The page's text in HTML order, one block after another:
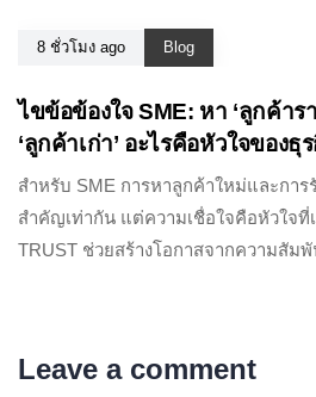
8 ชั่วโมง ago Blog
ไขข้อข้องใจ SME: หา ‘ลูกค้าร
‘ลูกค้าเก่า’ อะไรคือหัวใจของธุ
สำหรับ SME การหาลูกค้าใหม่และการ
สำคัญเท่ากัน แต่ความเชื่อใจคือหัวใจที่
TRUST ช่วยสร้างโอกาสจากความสัม
Leave a comment